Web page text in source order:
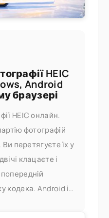
HEIC
Android
браузері
HEIC онлайн.
фотографій
перетягуєте їх у
клацаєте і
кодека. Android і